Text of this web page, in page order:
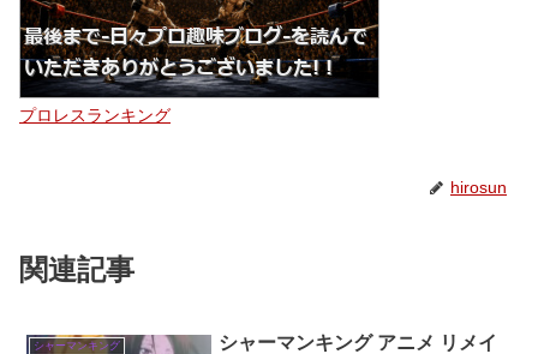
プロレスランキング
hirosun
関連記事
シャーマンキング
シャーマンキング アニメ リメイ